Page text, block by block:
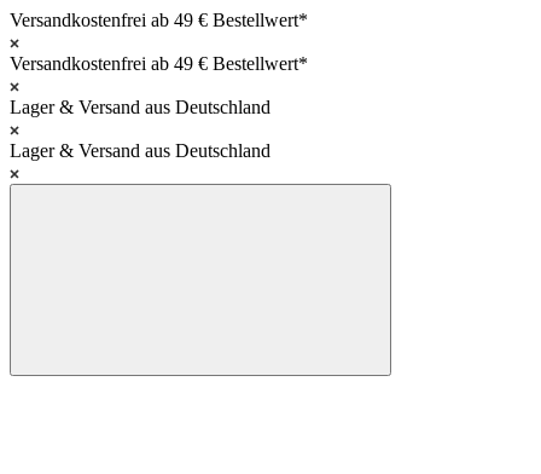
Versandkostenfrei ab 49 € Bestellwert*
Versandkostenfrei ab 49 € Bestellwert*
Lager & Versand aus Deutschland
Lager & Versand aus Deutschland